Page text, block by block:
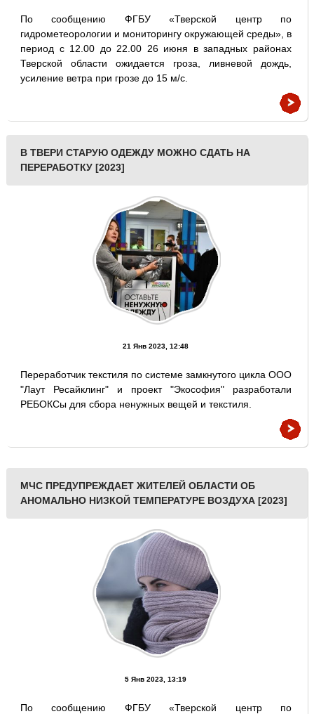
По сообщению ФГБУ «Тверской центр по
гидрометеорологии и мониторингу окружающей среды», в
период с 12.00 до 22.00 26 июня в западных районах
Тверской области ожидается гроза, ливневой дождь,
усиление ветра при грозе до 15 м/с.
В ТВЕРИ СТАРУЮ ОДЕЖДУ МОЖНО СДАТЬ НА
ПЕРЕРАБОТКУ [2023]
21 Янв 2023, 12:48
Переработчик текстиля по системе замкнутого цикла ООО
"Лаут Ресайклинг" и проект "Экософия" разработали
РЕБОКСы для сбора ненужных вещей и текстиля.
МЧС ПРЕДУПРЕЖДАЕТ ЖИТЕЛЕЙ ОБЛАСТИ ОБ
АНОМАЛЬНО НИЗКОЙ ТЕМПЕРАТУРЕ ВОЗДУХА [2023]
5 Янв 2023, 13:19
По сообщению ФГБУ «Тверской центр по